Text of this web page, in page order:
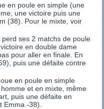
en poule en simple (une
une victoire puis une
(38). Pour le mixte, voir
perd ses 2 matchs de poule
en double dame
pour aller en finale. En
puis une défaite contre
en poule en simple
et en mixte, même
puis une défaite en
Emma -38).